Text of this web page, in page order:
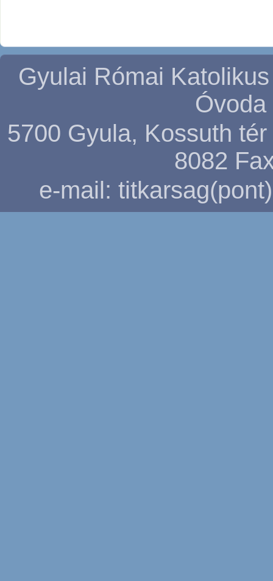
Gyulai Római
5700 Gyula, Kossuth
8082
e-mail: